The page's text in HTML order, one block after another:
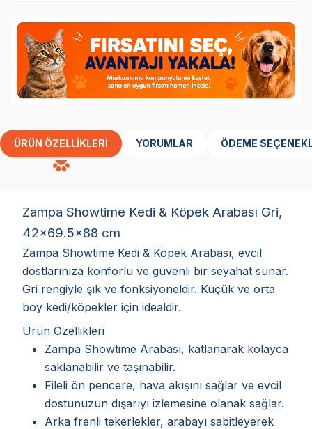
ÜRÜN ÖZELLIKLERI YORUMLAR ÖDEME
Zampa Showtime Kedi & Köpek Arabası Gri,
42x69.5x88 cm
Zampa Showtime Kedi & Köpek Arabası, evcil
dostlarınıza konforlu ve güvenli bir seyahat sunar.
Gri rengiyle şık ve fonksiyoneldir. Küçük ve orta
boy kedi/köpekler için idealdir.
Ürün Özellikleri
Zampa Showtime Arabası, katlanarak kolayca
saklanabilir ve taşınabilir.
Fileli ön pencere, hava akışını sağlar ve evcil
dostunuzun dışarıyı izlemesine olanak sağlar.
Arka frenli tekerlekler, arabayı sabitleyerek